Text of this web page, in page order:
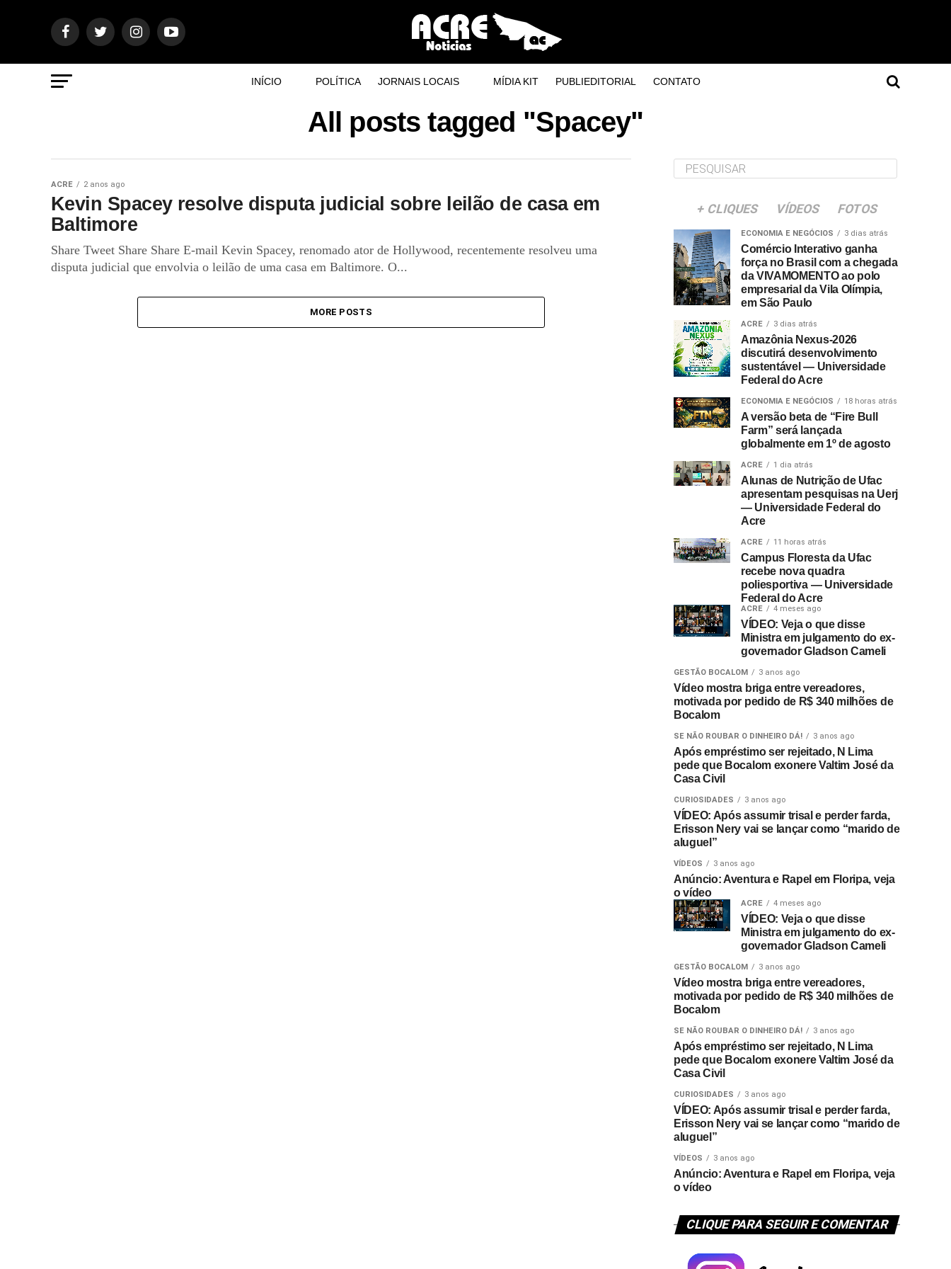
INÍCIO POLÍTICA JORNAIS LOCAIS MÍDIA KIT PUBLIEDITORIAL CONTATO
All posts tagged "Spacey"
ACRE 2 anos ago
Kevin Spacey resolve disputa judicial sobre leilão de casa em
Baltimore
Share Tweet Share Share E-mail Kevin Spacey, renomado ator de Hollywood, recentemente resolveu uma
disputa judicial que envolvia o leilão de uma casa em Baltimore. O...
MORE POSTS
+ CLIQUES VÍDEOS FOTOS
ECONOMIA E NEGÓCIOS 3 dias atrás
Comércio Interativo ganha
força no Brasil com a chegada
da VIVAMOMENTO ao polo
empresarial da Vila Olímpia,
em São Paulo
ACRE 3 dias atrás
Amazônia Nexus-2026
discutirá desenvolvimento
sustentável — Universidade
Federal do Acre
ECONOMIA E NEGÓCIOS 18 horas atrás
A versão beta de “Fire Bull
Farm” será lançada
globalmente em 1º de agosto
ACRE 1 dia atrás
Alunas de Nutrição de Ufac
apresentam pesquisas na Uerj
— Universidade Federal do
Acre
ACRE 11 horas atrás
Campus Floresta da Ufac
recebe nova quadra
poliesportiva — Universidade
Federal do Acre
ACRE 4 meses ago
VÍDEO: Veja o que disse
Ministra em julgamento do ex-
governador Gladson Cameli
GESTÃO BOCALOM 3 anos ago
Vídeo mostra briga entre vereadores,
motivada por pedido de R$ 340 milhões de
Bocalom
SE NÃO ROUBAR O DINHEIRO DÁ! 3 anos ago
Após empréstimo ser rejeitado, N Lima
pede que Bocalom exonere Valtim José da
Casa Civil
CURIOSIDADES 3 anos ago
VÍDEO: Após assumir trisal e perder farda,
Erisson Nery vai se lançar como “marido de
aluguel”
VÍDEOS 3 anos ago
Anúncio: Aventura e Rapel em Floripa, veja
o vídeo
ACRE 4 meses ago
VÍDEO: Veja o que disse
Ministra em julgamento do ex-
governador Gladson Cameli
GESTÃO BOCALOM 3 anos ago
Vídeo mostra briga entre vereadores,
motivada por pedido de R$ 340 milhões de
Bocalom
SE NÃO ROUBAR O DINHEIRO DÁ! 3 anos ago
Após empréstimo ser rejeitado, N Lima
pede que Bocalom exonere Valtim José da
Casa Civil
CURIOSIDADES 3 anos ago
VÍDEO: Após assumir trisal e perder farda,
Erisson Nery vai se lançar como “marido de
aluguel”
VÍDEOS 3 anos ago
Anúncio: Aventura e Rapel em Floripa, veja
o vídeo
CLIQUE PARA SEGUIR E COMENTAR